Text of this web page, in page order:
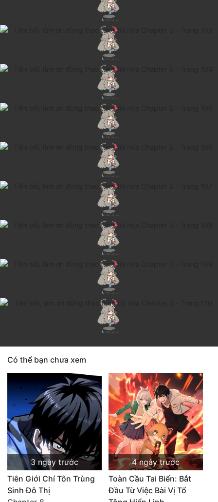
Có thể bạn chưa xem
3 ngày trước
Tiên Giới Chí Tôn Trùng
Sinh Đô Thị
4 ngày trước
Toàn Cầu Tai Biến: Bắt
Đầu Từ Việc Bài Vị Tổ